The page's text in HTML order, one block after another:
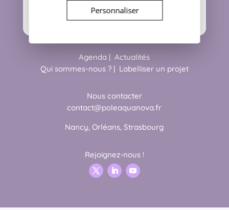
Agenda |Actualités
Qui sommes-nous ?| Labelliser un projet
Nous contacter
contact@poleaquanova.fr
Nancy, Orléans, Strasbourg
Rejoignez-nous !
Personnaliser